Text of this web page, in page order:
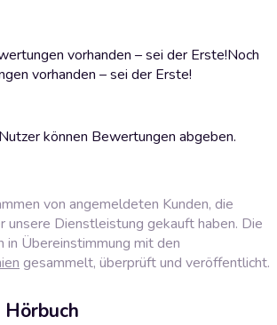
vorhanden – sei der Erste!Noch
vorhanden – sei der Erste!
können Bewertungen abgeben.
von angemeldeten Kunden, die
unsere Dienstleistung gekauft haben. Die
in Übereinstimmung mit den
gesammelt, überprüft und veröffentlicht.